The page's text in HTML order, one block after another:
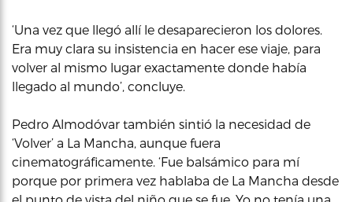
‘Una vez que llegó allí le desaparecieron los dolores.
Era muy clara su insistencia en hacer ese viaje, para
volver al mismo lugar exactamente donde había
llegado al mundo’, concluye.
Pedro Almodóvar también sintió la necesidad de
‘Volver’ a La Mancha, aunque fuera
cinematográficamente. ‘Fue balsámico para mí
porque por primera vez hablaba de La Mancha desde
el punto de vista del niño que se fue. Yo no tenía una